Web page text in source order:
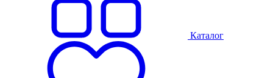
Каталог